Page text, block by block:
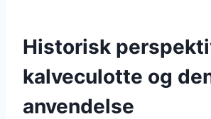
Historisk
kalveculotte og
anvendelse